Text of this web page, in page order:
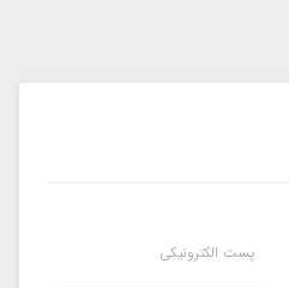
پست الکترونیکی